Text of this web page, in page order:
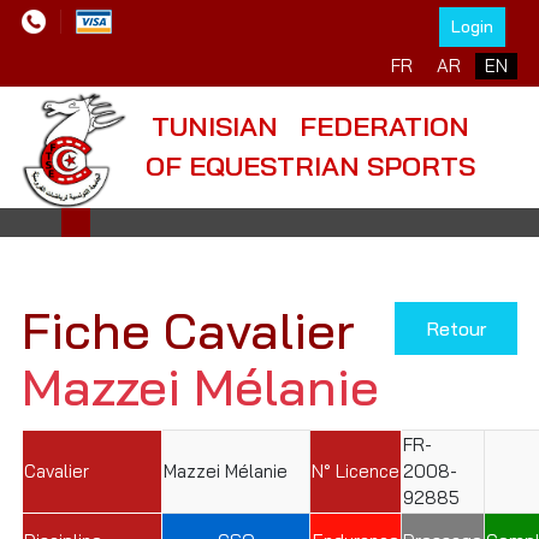
Login
Select your language
FR AR EN
TUNISIAN FEDERATION
OF EQUESTRIAN SPORTS
Retour
Fiche Cavalier
Mazzei Mélanie
Cavalier Mazzei Mélanie N° Licence
FR-
2008-
92885